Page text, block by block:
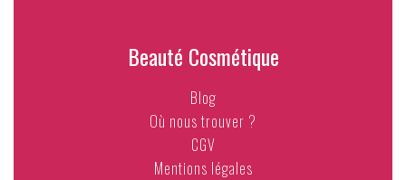
Beauté Cosmétique
Blog
Où nous trouver ?
CGV
Mentions légales